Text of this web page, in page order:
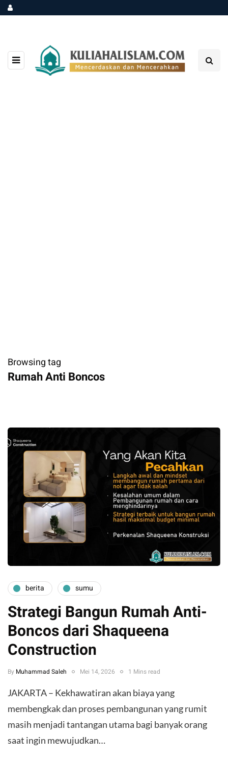
Browsing tag
Rumah Anti Boncos
berita sumu
Strategi Bangun Rumah Anti-
Boncos dari Shaqueena
Construction
By Muhammad Saleh Mei 14, 2026 1 Mins read
JAKARTA – Kekhawatiran akan biaya yang
membengkak dan proses pembangunan yang rumit
masih menjadi tantangan utama bagi banyak orang
saat ingin mewujudkan…